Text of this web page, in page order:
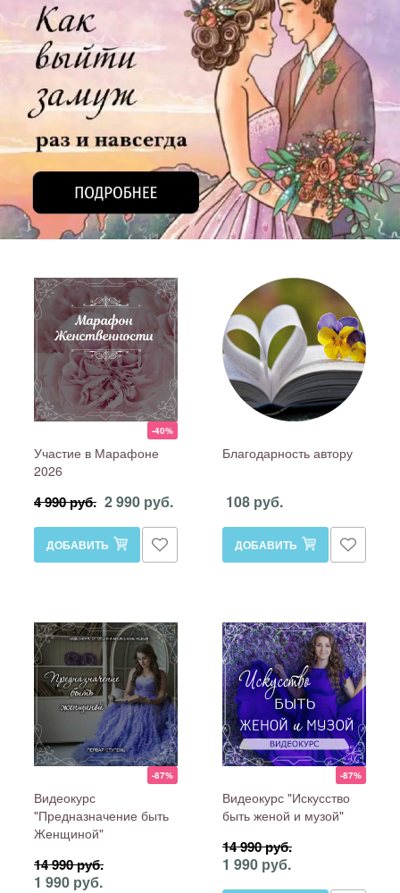
-40%
Участие в Марафоне
2026
4 990 руб. 2 990 руб.
ДОБАВИТЬ
Благодарность автору
108 руб.
ДОБАВИТЬ
-87%
Видеокурс
"Предназначение быть
Женщиной"
14 990 руб.
1 990 руб.
-87%
Видеокурс "Искусство
быть женой и музой"
14 990 руб.
1 990 руб.